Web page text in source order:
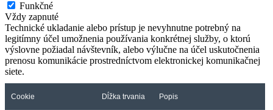
Funkčné
Vždy zapnuté
Technické ukladanie alebo prístup je nevyhnutne potrebný na
legitímny účel umožnenia používania konkrétnej služby, o ktorú
výslovne požiadal návštevník, alebo výlučne na účel uskutočnenia
prenosu komunikácie prostredníctvom elektronickej komunikačnej
siete.
Cookie Dĺžka trvania Popis